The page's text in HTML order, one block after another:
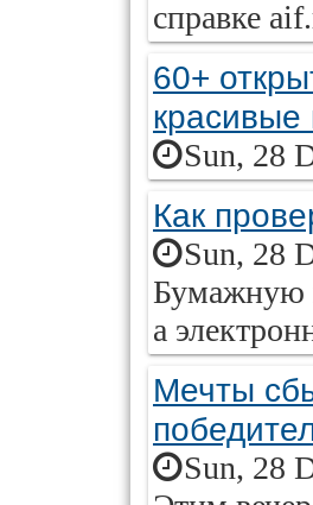
справке
60+
красивые
Sun, 28
Как
Sun, 28
Бумажную
а
Мечты
Sun, 28